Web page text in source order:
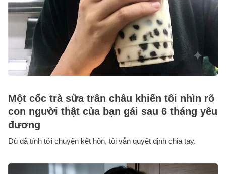
Một cốc trà sữa trân châu khiến tôi nhìn rõ
con người thật của bạn gái sau 6 tháng yêu
đương
Dù đã tính tới chuyện kết hôn, tôi vẫn quyết định chia tay.